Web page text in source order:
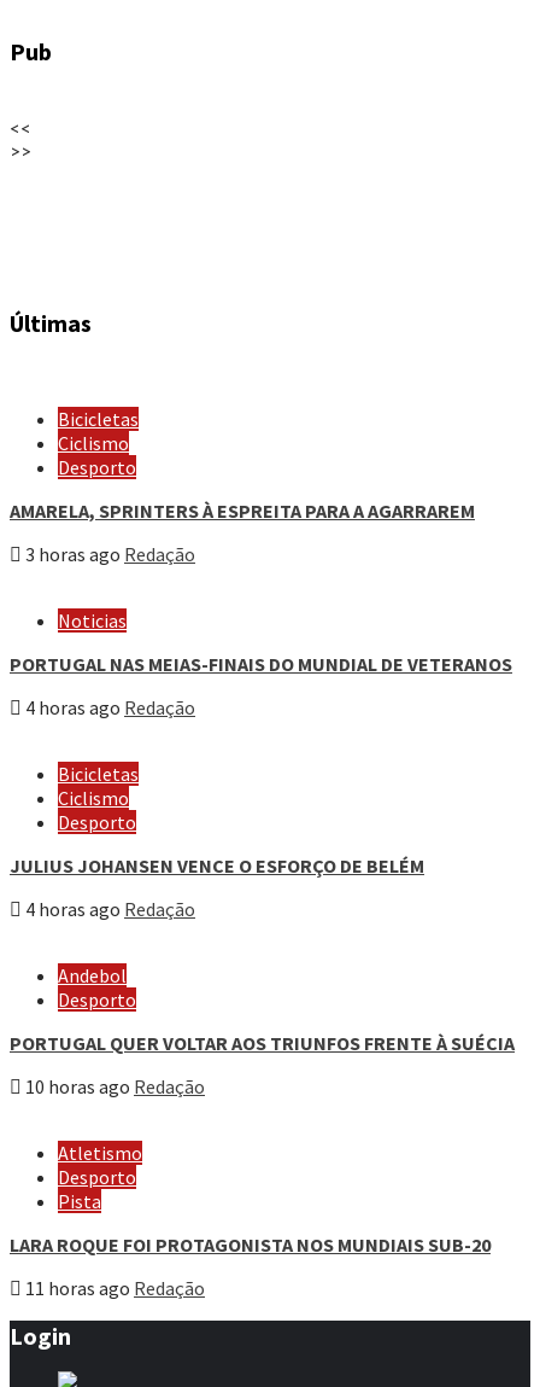
Pub
<<
>>
Últimas
Bicicletas
Ciclismo
Desporto
AMARELA, SPRINTERS À ESPREITA PARA A AGARRAREM
3 horas ago Redação
Noticias
PORTUGAL NAS MEIAS-FINAIS DO MUNDIAL DE VETERANOS
4 horas ago Redação
Bicicletas
Ciclismo
Desporto
JULIUS JOHANSEN VENCE O ESFORÇO DE BELÉM
4 horas ago Redação
Andebol
Desporto
PORTUGAL QUER VOLTAR AOS TRIUNFOS FRENTE À SUÉCIA
10 horas ago Redação
Atletismo
Desporto
Pista
LARA ROQUE FOI PROTAGONISTA NOS MUNDIAIS SUB-20
11 horas ago Redação
Login